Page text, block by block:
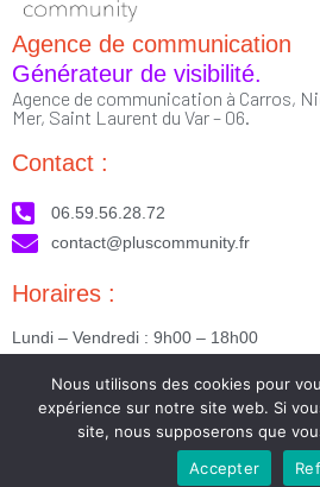
Agence de communication
Générateur de visibilité.
Agence de communication à Carros,
Mer, Saint Laurent du Var – 06.
Contact :
06.59.56.28.72
contact@pluscommunity.fr
Horaires :
Lundi – Vendredi : 9h00 – 18h00
Nous suivre :
Nous utilisons des cookies pour
expérience sur notre site web. Si
site, nous supposerons que
Accepter